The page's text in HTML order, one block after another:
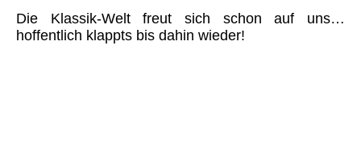
Die Klassik-Welt freut sich schon auf uns…
hoffentlich klappts bis dahin wieder!